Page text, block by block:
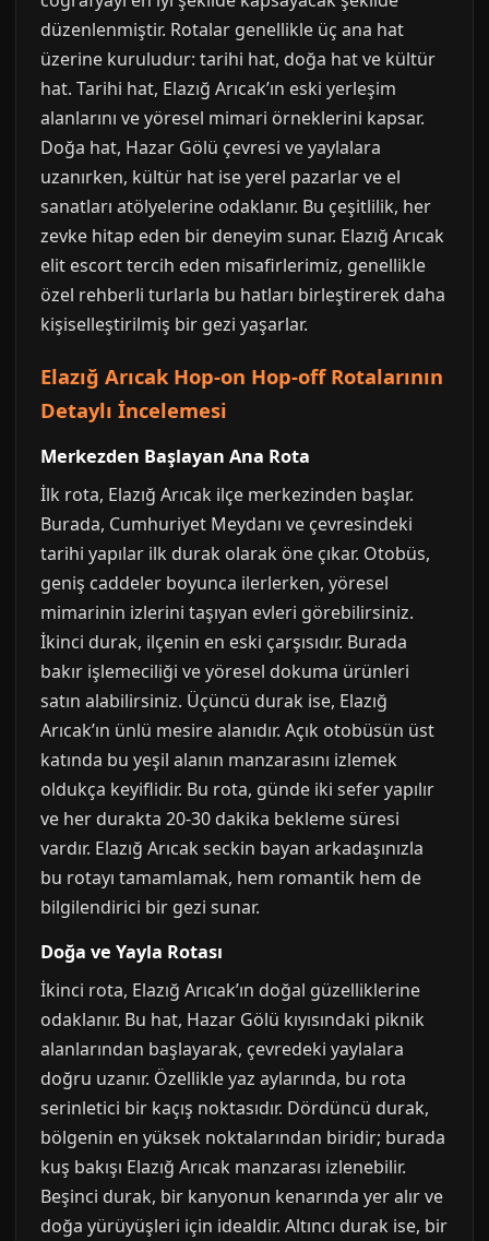
düzenlenmiştir. Rotalar genellikle üç ana hat
üzerine kuruludur: tarihi hat, doğa hat ve kültür
hat. Tarihi hat, Elazığ Arıcak’ın eski yerleşim
alanlarını ve yöresel mimari örneklerini kapsar.
Doğa hat, Hazar Gölü çevresi ve yaylalara
uzanırken, kültür hat ise yerel pazarlar ve el
sanatları atölyelerine odaklanır. Bu çeşitlilik, her
zevke hitap eden bir deneyim sunar. Elazığ Arıcak
elit escort tercih eden misafirlerimiz, genellikle
özel rehberli turlarla bu hatları birleştirerek daha
kişiselleştirilmiş bir gezi yaşarlar.
Elazığ Arıcak Hop-on Hop-off Rotalarının
Detaylı İncelemesi
Merkezden Başlayan Ana Rota
İlk rota, Elazığ Arıcak ilçe merkezinden başlar.
Burada, Cumhuriyet Meydanı ve çevresindeki
tarihi yapılar ilk durak olarak öne çıkar. Otobüs,
geniş caddeler boyunca ilerlerken, yöresel
mimarinin izlerini taşıyan evleri görebilirsiniz.
İkinci durak, ilçenin en eski çarşısıdır. Burada
bakır işlemeciliği ve yöresel dokuma ürünleri
satın alabilirsiniz. Üçüncü durak ise, Elazığ
Arıcak’ın ünlü mesire alanıdır. Açık otobüsün üst
katında bu yeşil alanın manzarasını izlemek
oldukça keyiflidir. Bu rota, günde iki sefer yapılır
ve her durakta 20-30 dakika bekleme süresi
vardır. Elazığ Arıcak seckin bayan arkadaşınızla
bu rotayı tamamlamak, hem romantik hem de
bilgilendirici bir gezi sunar.
Doğa ve Yayla Rotası
İkinci rota, Elazığ Arıcak’ın doğal güzelliklerine
odaklanır. Bu hat, Hazar Gölü kıyısındaki piknik
alanlarından başlayarak, çevredeki yaylalara
doğru uzanır. Özellikle yaz aylarında, bu rota
serinletici bir kaçış noktasıdır. Dördüncü durak,
bölgenin en yüksek noktalarından biridir; burada
kuş bakışı Elazığ Arıcak manzarası izlenebilir.
Beşinci durak, bir kanyonun kenarında yer alır ve
doğa yürüyüşleri için idealdir. Altıncı durak ise, bir